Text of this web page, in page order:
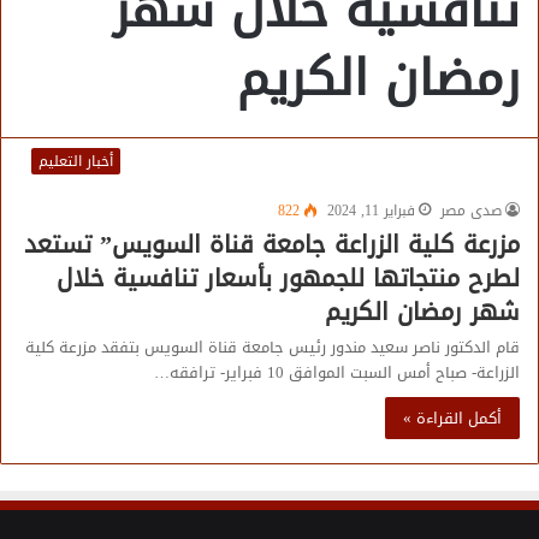
رمضان الكريم
أخبار التعليم
صدى مصر
فبراير 11, 2024 822
مزرعة كلية الزراعة جامعة قناة السويس” تستعد
لطرح منتجاتها للجمهور بأسعار تنافسية خلال
شهر رمضان الكريم
قام الدكتور ناصر سعيد مندور رئيس جامعة قناة السويس بتفقد مزرعة كلية
الزراعة- صباح أمس السبت الموافق 10 فبراير- ترافقه…
أكمل القراءة »